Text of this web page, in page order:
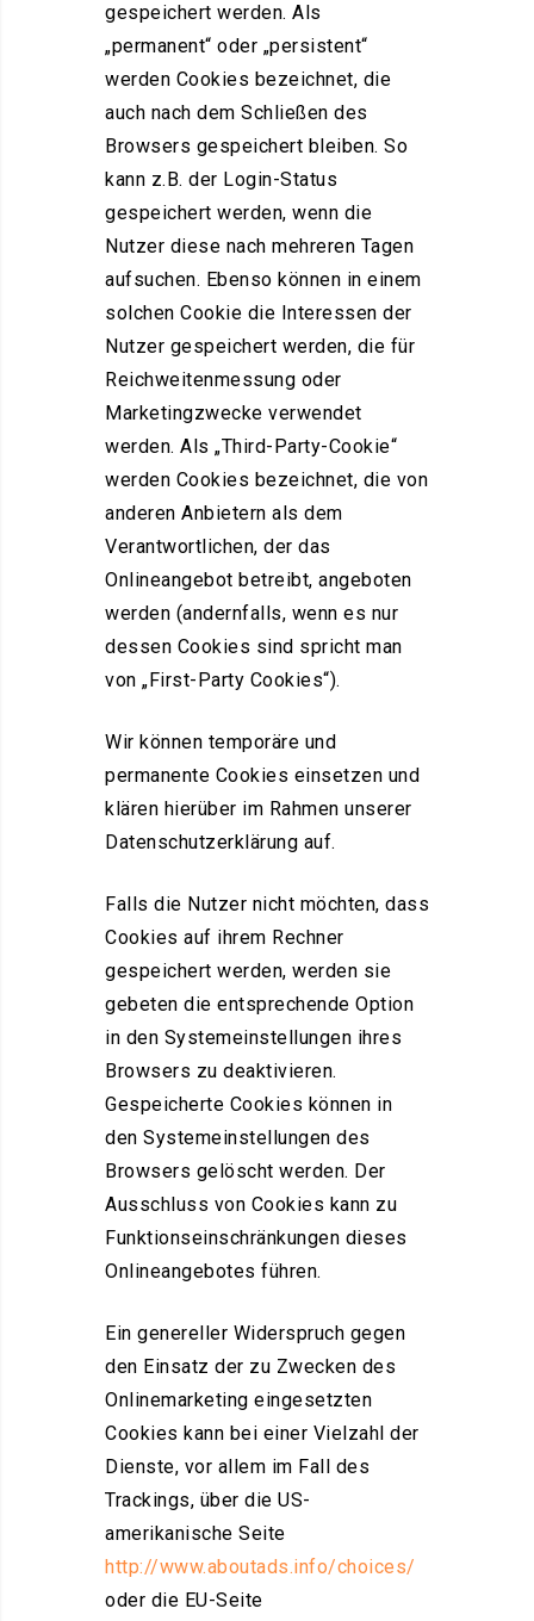
gespeichert werden. Als
„permanent“ oder „persistent“
werden Cookies bezeichnet, die
auch nach dem Schließen des
Browsers gespeichert bleiben. So
kann z.B. der Login-Status
gespeichert werden, wenn die
Nutzer diese nach mehreren Tagen
aufsuchen. Ebenso können in einem
solchen Cookie die Interessen der
Nutzer gespeichert werden, die für
Reichweitenmessung oder
Marketingzwecke verwendet
werden. Als „Third-Party-Cookie“
werden Cookies bezeichnet, die von
anderen Anbietern als dem
Verantwortlichen, der das
Onlineangebot betreibt, angeboten
werden (andernfalls, wenn es nur
dessen Cookies sind spricht man
von „First-Party Cookies“).
Wir können temporäre und
permanente Cookies einsetzen und
klären hierüber im Rahmen unserer
Datenschutzerklärung auf.
Falls die Nutzer nicht möchten, dass
Cookies auf ihrem Rechner
gespeichert werden, werden sie
gebeten die entsprechende Option
in den Systemeinstellungen ihres
Browsers zu deaktivieren.
Gespeicherte Cookies können in
den Systemeinstellungen des
Browsers gelöscht werden. Der
Ausschluss von Cookies kann zu
Funktionseinschränkungen dieses
Onlineangebotes führen.
Ein genereller Widerspruch gegen
den Einsatz der zu Zwecken des
Onlinemarketing eingesetzten
Cookies kann bei einer Vielzahl der
Dienste, vor allem im Fall des
Trackings, über die US-
amerikanische Seite
http://www.aboutads.info/choices/
oder die EU-Seite